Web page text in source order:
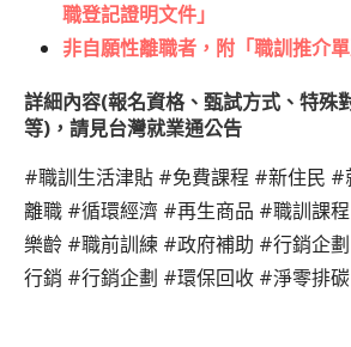
職登記證明文件」
非自願性離職者，附「職訓推介
詳細內容(報名資格、甄試方式、特殊
等)，請見台灣就業通公告
#職訓生活津貼 #免費課程 #新住民
離職 #循環經濟 #再生商品 #職訓課
樂齡 #職前訓練 #政府補助 #行銷企
行銷 #行銷企劃 #環保回收 #淨零排碳